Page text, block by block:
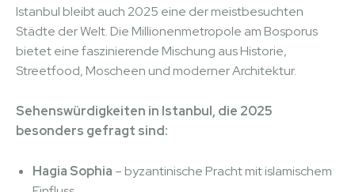
Istanbul bleibt auch 2025 eine der meistbesuchten
Städte der Welt. Die Millionenmetropole am Bosporus
bietet eine faszinierende Mischung aus Historie,
Streetfood, Moscheen und moderner Architektur.
Sehenswürdigkeiten in Istanbul, die 2025
besonders gefragt sind:
Hagia Sophia – byzantinische Pracht mit islamischem